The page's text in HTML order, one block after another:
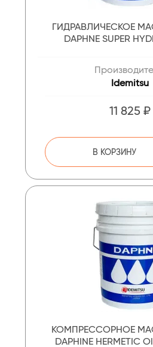
ГИДРАВЛИЧЕСКОЕ
DAPHNE SUPER
Idemitsu
11 825 ₽
В КОРЗИНУ
КОМПРЕССОРНОЕ
DAPHINE HERMETIC